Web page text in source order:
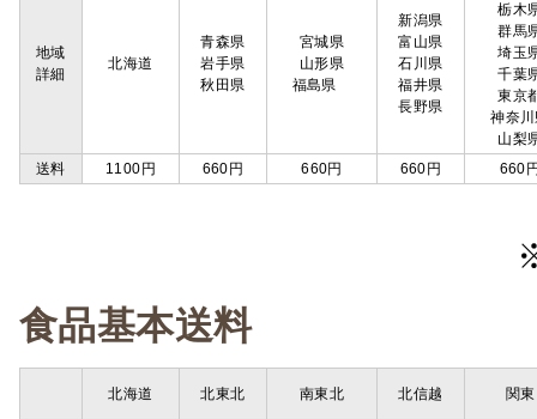
地域
詳細
北海道
青森県
岩手県
秋田県
宮城県
山形県
福島県
新潟県
富山県
石川県
福井県
長野県
栃木
群馬
埼玉
千葉
東京
神奈
山梨
送料
1100円 660円 660円 660円 660
食品基本送料
北海道 北東北 南東北 北信越 関東